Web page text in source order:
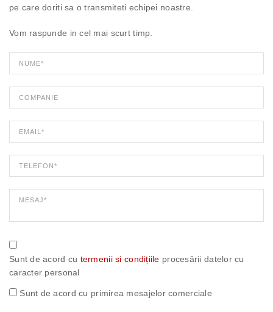
pe care doriti sa o transmiteti echipei noastre.
Vom raspunde in cel mai scurt timp.
Sunt de acord cu termenii si condițiile procesării datelor cu
caracter personal
Sunt de acord cu primirea mesajelor comerciale